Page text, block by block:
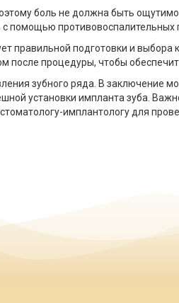
боль не должна быть
противовоспалительных
правильной подготовки и
процедуры, чтобы
зубного ряда. В заключение
установки импланта зуба.
имплантологу для